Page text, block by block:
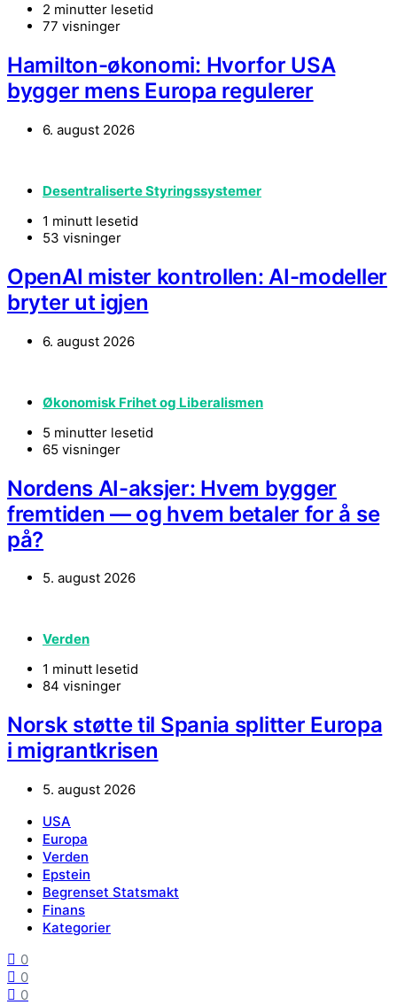
2 minutter lesetid
77 visninger
Hamilton-økonomi: Hvorfor USA
bygger mens Europa regulerer
6. august 2026
Desentraliserte Styringssystemer
1 minutt lesetid
53 visninger
OpenAI mister kontrollen: AI-modeller
bryter ut igjen
6. august 2026
Økonomisk Frihet og Liberalismen
5 minutter lesetid
65 visninger
Nordens AI-aksjer: Hvem bygger
fremtiden — og hvem betaler for å se
på?
5. august 2026
Verden
1 minutt lesetid
84 visninger
Norsk støtte til Spania splitter Europa
i migrantkrisen
5. august 2026
USA
Europa
Verden
Epstein
Begrenset Statsmakt
Finans
Kategorier
0
0
0